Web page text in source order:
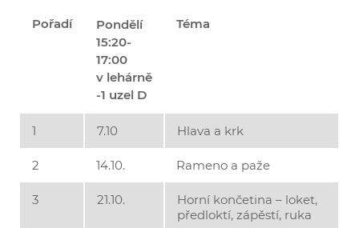
Pořadí
Pondělí
15:20-
17:00
v lehárně
-1 uzel D
Téma
1 7.10 Hlava a krk
2 14.10. Rameno a paže
3 21.10.
Horní končetina – loket,
předloktí, zápěstí, ruka